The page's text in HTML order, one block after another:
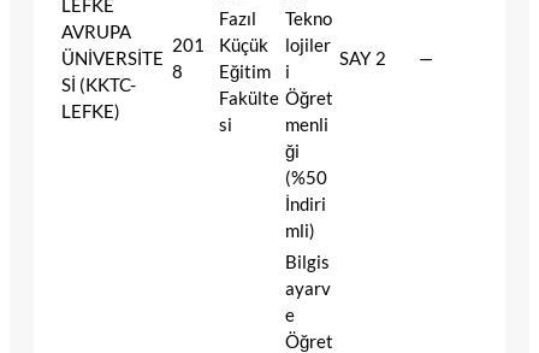
LEFKE
AVRUPA
ÜNİVERSİTE
Sİ (KKTC-
LEFKE)
201
8
Fazıl
Küçük
Eğitim
Fakülte
si
Tekno
lojiler
i
Öğret
menli
ği
(%50
İndiri
mli)
SAY 2 —
Bilgis
ayarv
e
Öğret